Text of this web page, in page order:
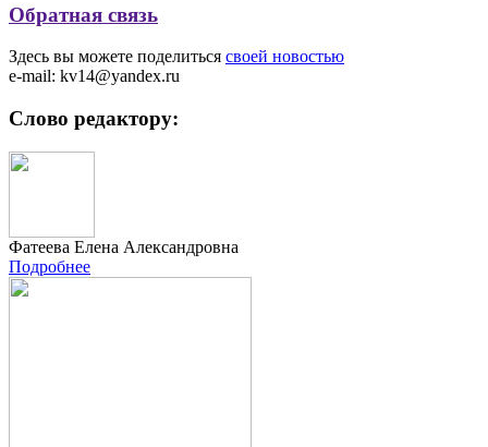
Обратная связь
Здесь вы можете поделиться своей новостью
e-mail: kv14@yandex.ru
Слово редактору:
Фатеева Елена Александровна
Подробнее